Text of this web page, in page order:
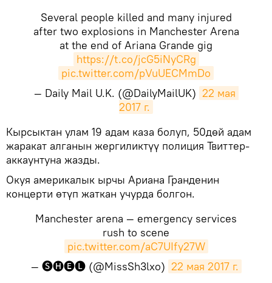
Several people killed and many injured
after two explosions in Manchester Arena
at the end of Ariana Grande gig
https://t.co/jcG5iNyCRg
pic.twitter.com/pVuUECMmDo
— Daily Mail U.K. (@DailyMailUK) 22 мая
2017 г.
​Кырсыктан улам 19 адам каза болуп, 50дөй адам
жаракат алганын жергиликтүү полиция Твиттер-
аккаунтуна жазды.
Окуя америкалык ырчы Ариана Гранденин
концерти өтүп жаткан учурда болгон.
Manchester arena — emergency services
rush to scene
pic.twitter.com/aC7UIfy27W
— 🅢🅗🅔🅛 (@MissSh3lxo) 22 мая 2017 г.